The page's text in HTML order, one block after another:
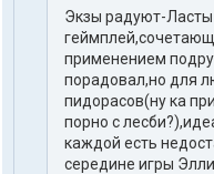
Экзы радуют-Ласты
применением
порадовал,но для
пидорасов(ну ка
порно с
каждой есть
середине игры